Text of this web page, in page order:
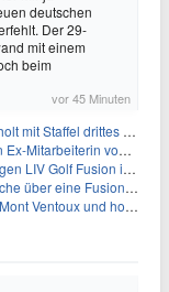
deutschen
Der 29-
mit einem
beim
vor 45 Minuten
Staffel drittes EM-Gold
von Infantino
sich wandelnden Sportumfeld
und bekräftigt die Wettbewerbslandschaft
und holt Tour-Gelb